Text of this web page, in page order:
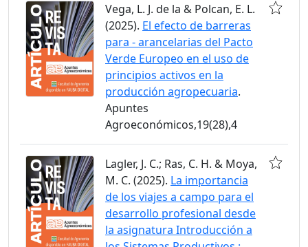
Vega, L. J. de la & Polcan, E. L.
(2025). El efecto de barreras
para - arancelarias del Pacto
Verde Europeo en el uso de
principios activos en la
producción agropecuaria.
Apuntes
Agroeconómicos,19(28),4
Lagler, J. C.; Ras, C. H. & Moya,
M. C. (2025). La importancia
de los viajes a campo para el
desarrollo profesional desde
la asignatura Introducción a